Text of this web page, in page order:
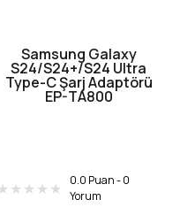
Samsung Galaxy
S24/S24+/S24 Ultra
Type-C Şarj Adaptörü
EP-TA800
0.0 Puan - 0
Yorum